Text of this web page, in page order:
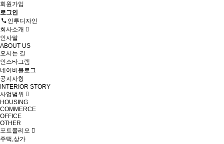
회원가입
로그인
인투디자인
회사소개
인사말
ABOUT US
오시는 길
인스타그램
네이버블로그
공지사항
INTERIOR STORY
사업범위
HOUSING
COMMERCE
OFFICE
OTHER
포트폴리오
주택,상가